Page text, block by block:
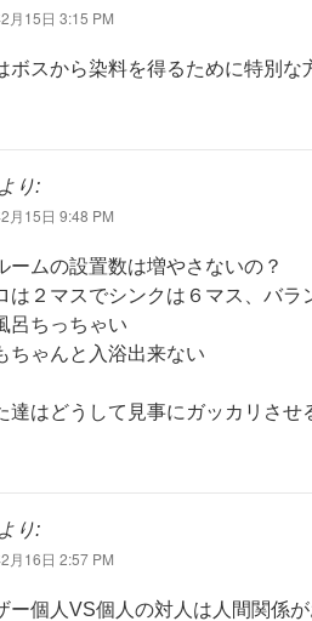
月15日 3:15 PM
ボスから染料を得るために特別な
より:
月15日 9:48 PM
ームの設置数は増やさないの？
は２マスでシンクは６マス、バラ
呂ちっちゃい
ちゃんと入浴出来ない
達はどうして見事にガッカリさせ
より:
月16日 2:57 PM
ー個人VS個人の対人は人間関係